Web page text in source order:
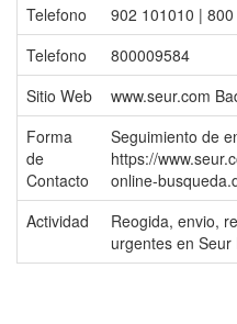
Telefono
902 101010 |
Telefono
800009584
Sitio Web
www.seur.com
Forma
de
Contacto
Seguimiento de
https://
online-
Actividad
Reogida, envio,
urgentes en Seur